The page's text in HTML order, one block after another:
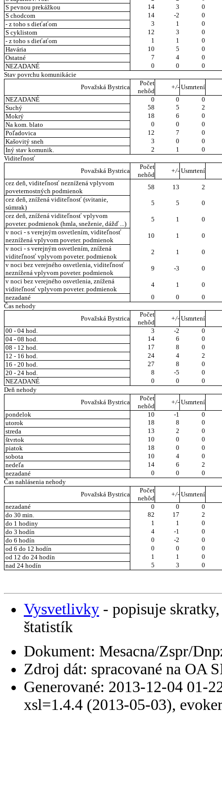
S pevnou prekážkou
14 3
0
S chodcom
14 -2
0
- z toho s dieťaťom
3 1
0
S cyklistom
12 3
0
- z toho s dieťaťom
1 1
0
Havária
10 5
0
Ostatné
7 4
0
NEZADANÉ
0 0
0
Stav povrchu komunikácie
Považská Bystrica
Počet
nehôd
+/- Usmrtení
NEZADANÉ
0 0
0
Suchý
58 5
2
Mokrý
18 6
0
Na kom. blato
0 0
0
Poľadovica
12 7
0
Kašovitý sneh
3 0
0
Iný stav komunik.
2 1
0
Viditeľnosť
Považská Bystrica
Počet
nehôd
+/- Usmrtení
cez deň, viditeľnosť neznížená vplyvom
poveternostných podmienok
58 13
2
cez deň, znížená viditeľnosť (svitanie,
súmrak)
5 5
0
cez deň, znížená viditeľnosť vplyvom
poveter. podmienok (hmla, sneženie, dážď ...)
5 1
0
v noci - s verejným osvetlením, viditeľnosť
neznížená vplyvom poveter. podmienok
10 1
0
v noci - s verejným osvetlením, znížená
viditeľnosť vplyvom poveter. podmienok
2 1
0
v noci bez verejného osvetlenia, viditeľnosť
neznížená vplyvom poveter. podmienok
9 -3
0
v noci bez verejného osvetlenia, znížená
viditeľnosť vplyvom poveter. podmienok
4 1
0
nezadané
0 0
0
Čas nehody
Považská Bystrica
Počet
nehôd
+/- Usmrtení
00 - 04 hod.
3 -2
0
04 - 08 hod.
14 6
0
08 - 12 hod.
17 8
0
12 - 16 hod.
24 4
2
16 - 20 hod.
27 8
0
20 - 24 hod.
8 -5
0
NEZADANÉ
0 0
0
Deň nehody
Považská Bystrica
Počet
nehôd
+/- Usmrtení
pondelok
10 -1
0
utorok
18 8
0
streda
13 2
0
štvrtok
10 0
0
piatok
18 0
0
sobota
10 4
0
nedeľa
14 6
2
nezadané
0 0
0
Čas nahlásenia nehody
Považská Bystrica
Počet
nehôd
+/- Usmrtení
nezadané
0 0
0
do 30 min.
82 17
2
do 1 hodiny
1 1
0
do 3 hodín
4 -1
0
do 6 hodín
0 -2
0
od 6 do 12 hodín
0 0
0
od 12 do 24 hodín
1 1
0
nad 24 hodín
5 3 0
Vysvetlivky - popisuje
štatistík
Dokument: Mesacna/Zspr/
Zdroj dát: spracované na OA
Generované: 2013-12-04 01-
xsl=1.4.4 (2013-05-03),